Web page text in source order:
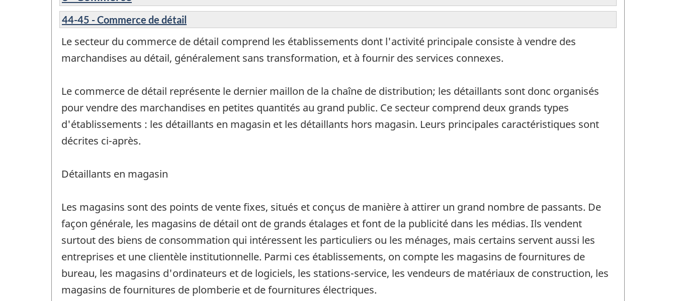
44-45 - Commerce de détail
Le secteur du commerce de détail comprend les établissements dont l'activité principale consiste à vendre des
marchandises au détail, généralement sans transformation, et à fournir des services connexes.
Le commerce de détail représente le dernier maillon de la chaîne de distribution; les détaillants sont donc organisés
pour vendre des marchandises en petites quantités au grand public. Ce secteur comprend deux grands types
d'établissements : les détaillants en magasin et les détaillants hors magasin. Leurs principales caractéristiques sont
décrites ci-après.
Détaillants en magasin
Les magasins sont des points de vente fixes, situés et conçus de manière à attirer un grand nombre de passants. De
façon générale, les magasins de détail ont de grands étalages et font de la publicité dans les médias. Ils vendent
surtout des biens de consommation qui intéressent les particuliers ou les ménages, mais certains servent aussi les
entreprises et une clientèle institutionnelle. Parmi ces établissements, on compte les magasins de fournitures de
bureau, les magasins d'ordinateurs et de logiciels, les stations-service, les vendeurs de matériaux de construction, les
magasins de fournitures de plomberie et de fournitures électriques.